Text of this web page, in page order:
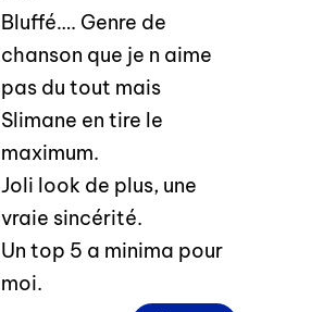
Bluffé…. Genre de
chanson que je n aime
pas du tout mais
Slimane en tire le
maximum.
Joli look de plus, une
vraie sincérité.
Un top 5 a minima pour
moi.